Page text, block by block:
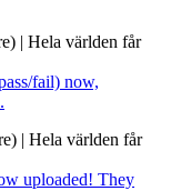
| Hela världen får
fail) now,
| Hela världen får
uploaded! They